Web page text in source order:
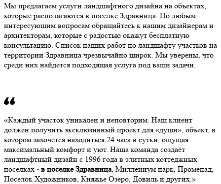
Мы предлагаем услуги ландшафтного дизайна на объектах,
которые располагаются в поселке Здравница. По любым
интересующим вопросам обращайтесь к нашим дизайнерам и
архитекторам, которые с радостью окажут бесплатную
консультацию. Список наших работ по ландшафту участков на
территории Здравница чрезвычайно широк. Мы уверены, что
среди них найдется подходящая услуга под ваши задачи.
Каждый участок уникален и неповторим. Наш клиент
должен получить эксклюзивный проект для «души», объект, в
котором захочется находиться 24 часа в сутки, ощущая
максимальный комфорт и уют. Наша команда создаёт
ландшафтный дизайн с 1996 года в элитных коттеджных
поселках - в поселке Здравница, Миллениум парк, Променад,
Поселок Художников, Княжье Озеро, Довиль и других.